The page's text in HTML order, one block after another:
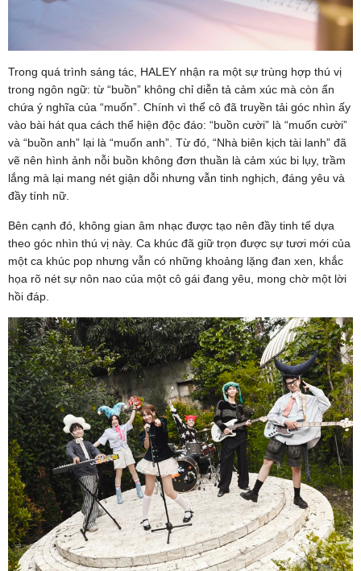
Trong quá trình sáng tác, HALEY nhận ra một sự trùng hợp thú vị
trong ngôn ngữ: từ “buồn” không chỉ diễn tả cảm xúc mà còn ẩn
chứa ý nghĩa của “muốn”. Chính vì thể cô đã truyền tải góc nhìn ấy
vào bài hát qua cách thể hiện độc đáo: “buồn cười” là “muốn cười”
và “buồn anh” lại là “muốn anh”. Từ đó, “Nhà biên kịch tài lanh” đã
vẽ nên hình ảnh nỗi buồn không đơn thuần là cảm xúc bi lụy, trầm
lắng mà lại mang nét giận dỗi nhưng vẫn tinh nghịch, đáng yêu và
đầy tính nữ.
Bên cạnh đó, không gian âm nhạc được tạo nên đầy tinh tế dựa
theo góc nhìn thú vị này. Ca khúc đã giữ trọn được sự tươi mới của
một ca khúc pop nhưng vẫn có những khoảng lặng đan xen, khắc
họa rõ nét sự nôn nao của một cô gái đang yêu, mong chờ một lời
hồi đáp.